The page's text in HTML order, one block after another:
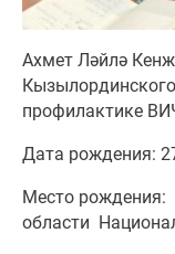
Ахмет Ләйлә
профилактике
Дата рождения:
Место рождения:
области